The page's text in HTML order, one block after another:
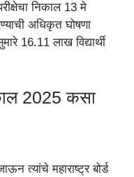
निकाल 13 मे
अधिकृत घोषणा
16.11 लाख विद्यार्थी
2025 कसा
त्यांचे महाराष्ट्र बोर्ड